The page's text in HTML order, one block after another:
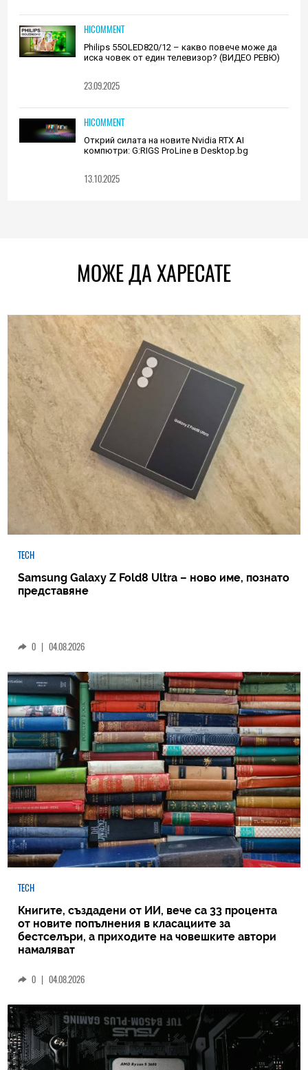
HICOMMENT
Philips 55OLED820/12 – какво повече може да
иска човек от един телевизор? (ВИДЕО РЕВЮ)
23.09.2025
HICOMMENT
Открий силата на новите Nvidia RTX AI
компютри: G:RIGS ProLine в Desktop.bg
13.10.2025
МОЖЕ ДА ХАРЕСАТЕ
TECH
Samsung Galaxy Z Fold8 Ultra – ново име, познато
представяне
0 04.08.2026
TECH
Книгите, създадени от ИИ, вече са 33 процента
от новите попълнения в класациите за
бестселъри, а приходите на човешките автори
намаляват
0 | 04.08.2026